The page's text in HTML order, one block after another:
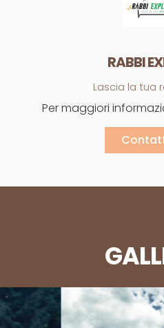
RABBI
Lascia la tua
Per maggiori